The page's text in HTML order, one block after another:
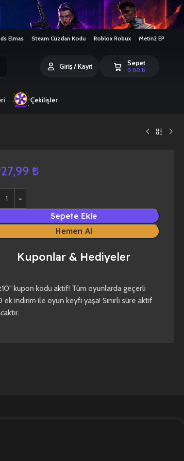
Elmas Steam Cüzdan Kodu Roblox Robux Metin2 EP
Giriş / Kayıt Sepet
0,00₺
Çekilişler
₺
Sepete Ekle
Hemen Al
Kuponlar & Hediyeler
kupon kodu aktif! Tüm oyunlarda geçerli
ek indirim ile oyun keyfi yaşa! Sınırlı süre aktif